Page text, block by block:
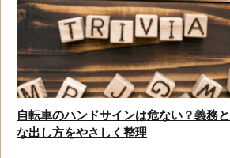
自転車のハンドサインは危ない？義務
な出し方をやさしく整理